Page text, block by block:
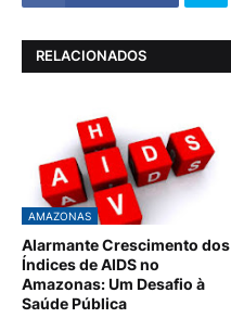
RELACIONADOS
AMAZONAS
Alarmante Crescimento dos
Índices de AIDS no
Amazonas: Um Desafio à
Saúde Pública